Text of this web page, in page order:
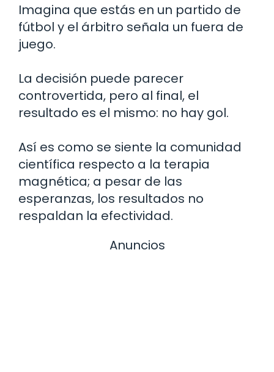
Imagina que estás en un partido de
fútbol y el árbitro señala un fuera de
juego.
La decisión puede parecer
controvertida, pero al final, el
resultado es el mismo: no hay gol.
Así es como se siente la comunidad
científica respecto a la terapia
magnética; a pesar de las
esperanzas, los resultados no
respaldan la efectividad.
Anuncios